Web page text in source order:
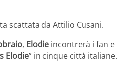
scattata da Attilio Cusani.
, Elodie incontrerà i fan e
Elodie” in cinque città italiane.